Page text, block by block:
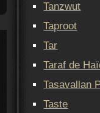
Tanzwut
Taproot
Tar
Taraf de
Tasavallan
Taste